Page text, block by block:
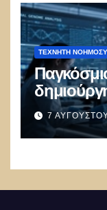
ΤΕΧΝΗΤΉ
άρχισε
7